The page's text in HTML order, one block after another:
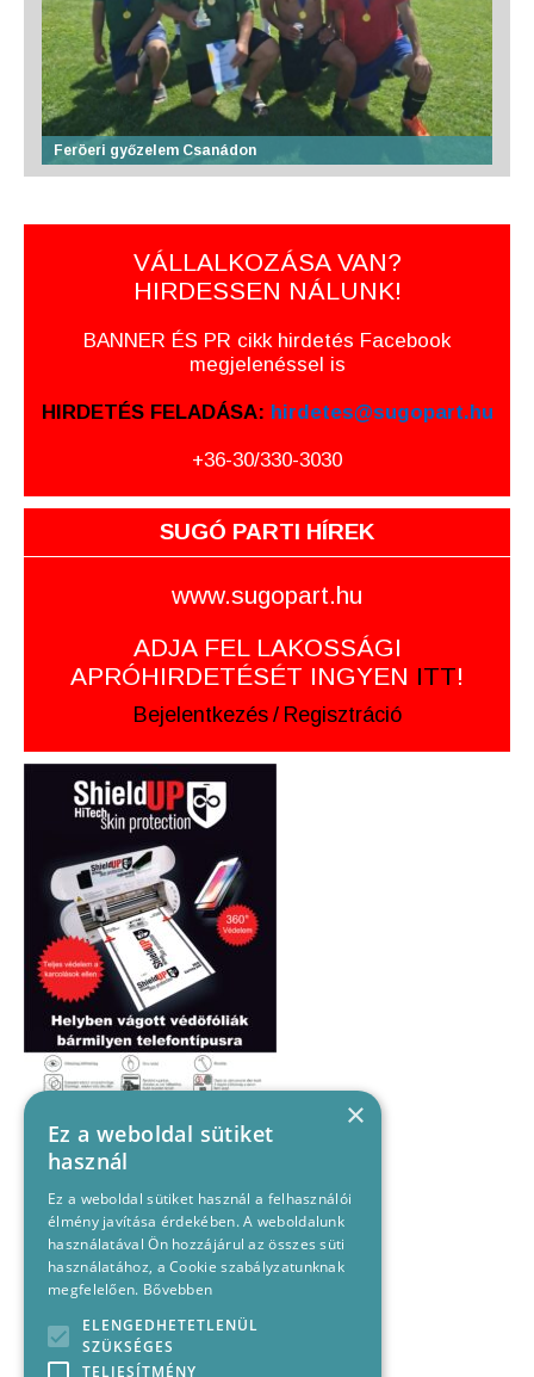
Feröeri győzelem Csanádon
VÁLLALKOZÁSA VAN?
HIRDESSEN NÁLUNK!
BANNER ÉS PR cikk hirdetés Facebook
megjelenéssel is
HIRDETÉS FELADÁSA: hirdetes@sugopart.hu
+36-30/330-3030
SUGÓ PARTI HÍREK
www.sugopart.hu
ADJA FEL LAKOSSÁGI
APRÓHIRDETÉSÉT INGYEN ITT!
Bejelentkezés / Regisztráció
×
Ez a weboldal sütiket
használ
Ez a weboldal sütiket használ a felhasználói
élmény javítása érdekében. A weboldalunk
használatával Ön hozzájárul az összes süti
használatához, a Cookie szabályzatunknak
megfelelően. Bővebben
ELENGEDHETETLENÜL
SZÜKSÉGES
TELJESÍTMÉNY